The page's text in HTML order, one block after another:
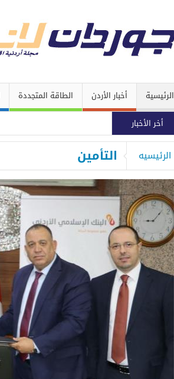
الرئيسية أخبار الأردن الطاقة المتجددة
أخر الأخبار
الرئيسيه التأمين